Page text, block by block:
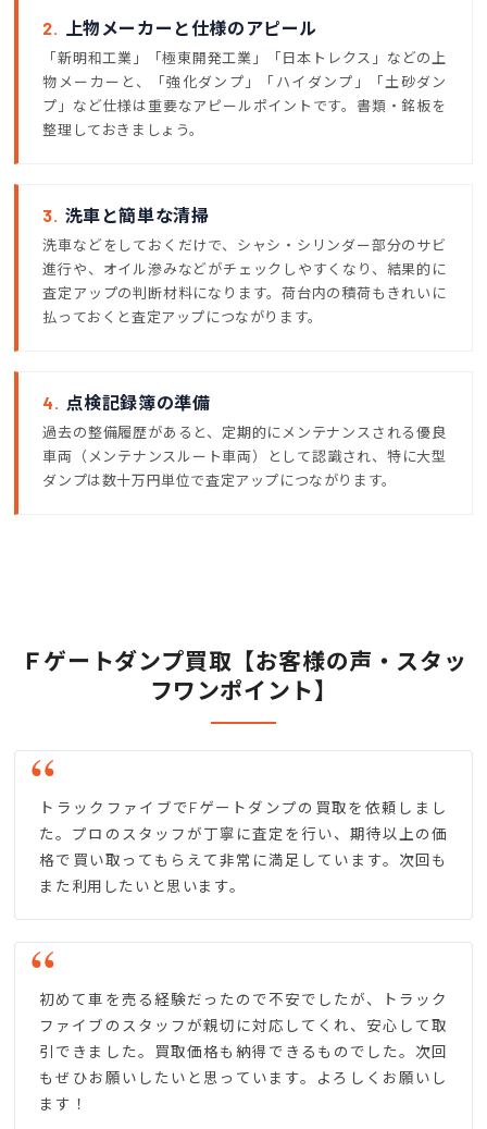
2. 上物メーカーと仕様のアピール
「新明和工業」「極東開発工業」「日本トレクス」などの上
物メーカーと、「強化ダンプ」「ハイダンプ」「土砂ダン
プ」など仕様は重要なアピールポイントです。書類・銘板を
整理しておきましょう。
3. 洗車と簡単な清掃
洗車などをしておくだけで、シャシ・シリンダー部分のサビ
進行や、オイル滲みなどがチェックしやすくなり、結果的に
査定アップの判断材料になります。荷台内の積荷もきれいに
払っておくと査定アップにつながります。
4. 点検記録簿の準備
過去の整備履歴があると、定期的にメンテナンスされる優良
車両（メンテナンスルート車両）として認識され、特に大型
ダンプは数十万円単位で査定アップにつながります。
Ｆゲートダンプ買取【お客様の声・スタッ
フワンポイント】
トラックファイブでFゲートダンプの買取を依頼しまし
た。プロのスタッフが丁寧に査定を行い、期待以上の価
格で買い取ってもらえて非常に満足しています。次回も
また利用したいと思います。
初めて車を売る経験だったので不安でしたが、トラック
ファイブのスタッフが親切に対応してくれ、安心して取
引できました。買取価格も納得できるものでした。次回
もぜひお願いしたいと思っています。よろしくお願いし
ます！